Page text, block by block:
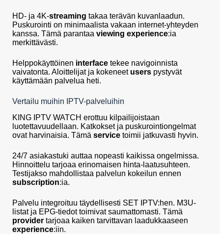
HD- ja 4K-streaming takaa terävän kuvanlaadun.
Puskurointi on minimaalista vakaan internet-yhteyden
kanssa. Tämä parantaa viewing experience:ia
merkittävästi.
Helppokäyttöinen interface tekee navigoinnista
vaivatonta. Aloittelijat ja kokeneet users pystyvät
käyttämään palvelua heti.
Vertailu muihin IPTV-palveluihin
KING IPTV WATCH erottuu kilpailijoistaan
luotettavuudellaan. Katkokset ja puskurointiongelmat
ovat harvinaisia. Tämä service toimii jatkuvasti hyvin.
24/7 asiakastuki auttaa nopeasti kaikissa ongelmissa.
Hinnoittelu tarjoaa erinomaisen hinta-laatusuhteen.
Testijakso mahdollistaa palvelun kokeilun ennen
subscription:ia.
Palvelu integroituu täydellisesti SET IPTV:hen. M3U-
listat ja EPG-tiedot toimivat saumattomasti. Tämä
provider tarjoaa kaiken tarvittavan laadukkaaseen
experience:iin.